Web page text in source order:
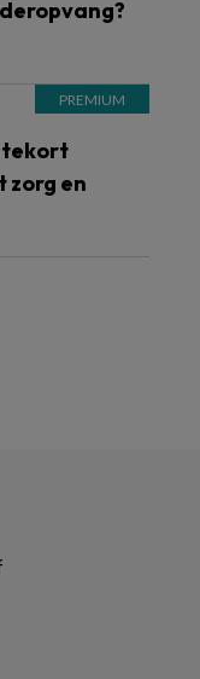
zorg en